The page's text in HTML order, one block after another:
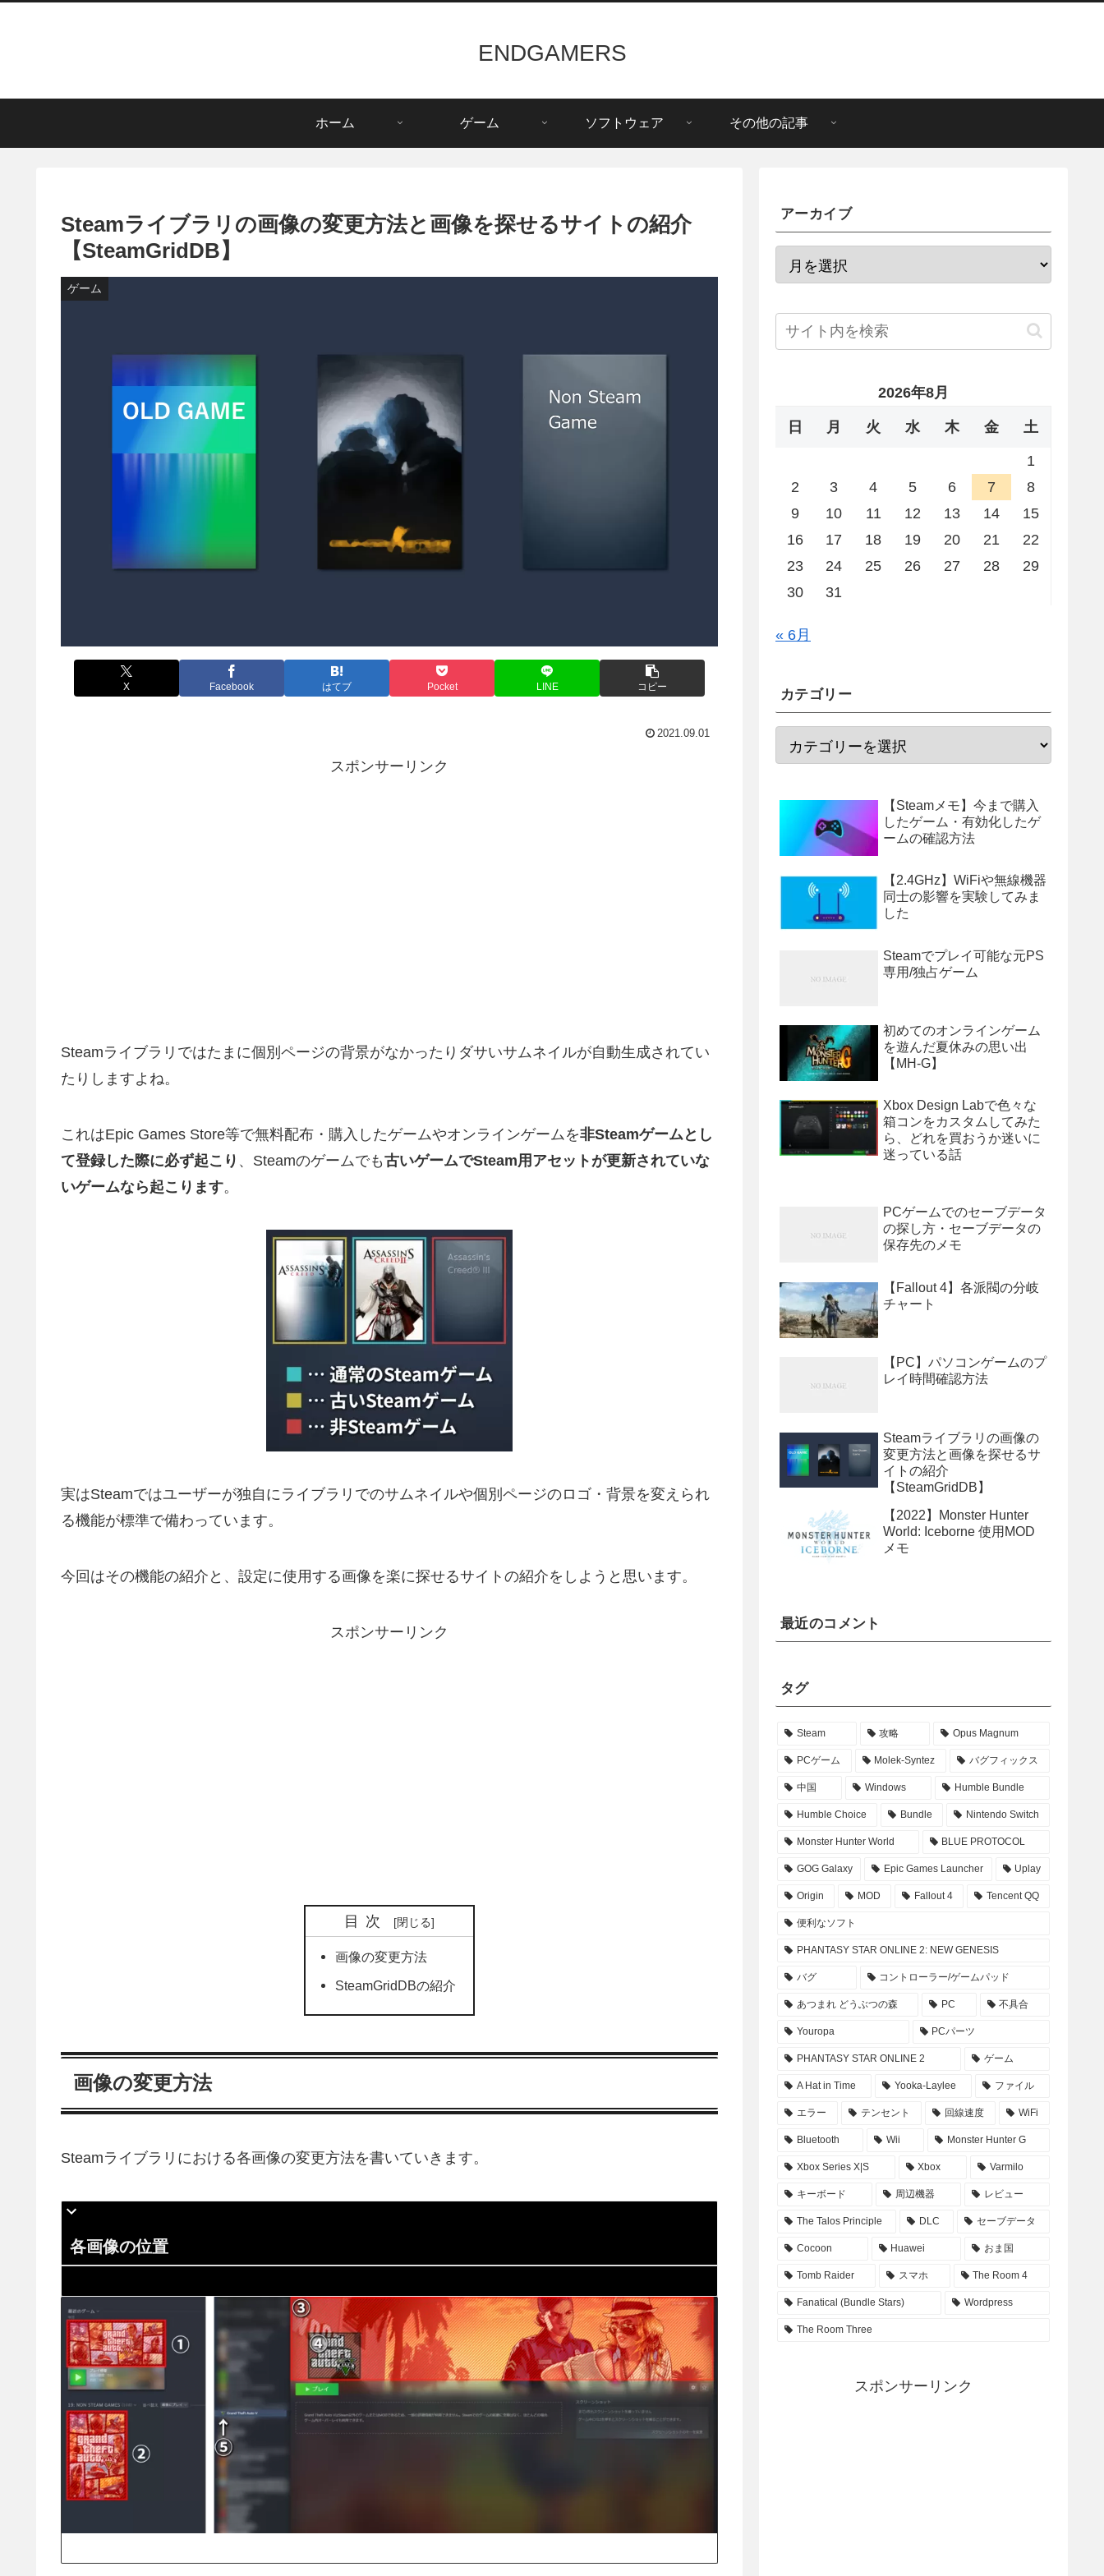
ENDGAMERS
ホーム ゲーム ソフトウェア その他の記事
Steamライブラリの画像の変更方法と画像を探せるサイトの紹介
【SteamGridDB】
ゲーム
X Facebook はてブ Pocket LINE コピー
2021.09.01
スポンサーリンク
Steamライブラリではたまに個別ページの背景がなかったりダサいサムネイルが自動生成されてい
たりしますよね。
これはEpic Games Store等で無料配布・購入したゲームやオンラインゲームを非Steamゲームとし
て登録した際に必ず起こり 、Steamのゲームでも古いゲームでSteam用アセットが更新されていな
いゲームなら起こります。
実はSteamではユーザーが独自にライブラリでのサムネイルや個別ページのロゴ・背景を変えられ
る機能が標準で備わっています。
今回はその機能の紹介と、設定に使用する画像を楽に探せるサイトの紹介をしようと思います。
スポンサーリンク
目次
画像の変更方法
SteamGridDBの紹介
画像の変更方法
Steamライブラリにおける各画像の変更方法を書いていきます。
各画像の位置
アーカイブ
2026年8月
日 月 火 水 木 金 土
1
2
3 4 5 6 7
8
9
10 11 12 13 14
15
16
17 18 19 20 21
22
23
24 25 26 27 28
29
30
31
« 6月
カテゴリー
【Steamメモ】今まで購入
したゲーム・有効化したゲ
ームの確認方法
【2.4GHz】WiFiや無線機器
同士の影響を実験してみま
した
Steamでプレイ可能な元PS
専用/独占ゲーム
初めてのオンラインゲーム
を遊んだ夏休みの思い出
【MH-G】
Xbox Design Labで色々な
箱コンをカスタムしてみた
ら、どれを買おうか迷いに
迷っている話
PCゲームでのセーブデータ
の探し方・セーブデータの
保存先のメモ
【Fallout 4】各派閥の分岐
チャート
【PC】パソコンゲームのプ
レイ時間確認方法
Steamライブラリの画像の
変更方法と画像を探せるサ
イトの紹介
【SteamGridDB】
【2022】Monster Hunter
World: Iceborne 使用MOD
メモ
最近のコメント
タグ
Steam 攻略 Opus Magnum
PCゲーム Molek-Syntez バグフィックス
中国 Windows Humble Bundle
Humble Choice Bundle Nintendo Switch
Monster Hunter World BLUE PROTOCOL
GOG Galaxy Epic Games Launcher Uplay
Origin MOD Fallout 4 Tencent QQ
便利なソフト
PHANTASY STAR ONLINE 2: NEW GENESIS
バグ コントローラー/ゲームパッド
あつまれ どうぶつの森 PC 不具合
Youropa PCパーツ
PHANTASY STAR ONLINE 2 ゲーム
A Hat in Time Yooka-Laylee ファイル
エラー テンセント 回線速度 WiFi
Bluetooth Wii Monster Hunter G
Xbox Series X|S Xbox Varmilo
キーボード 周辺機器 レビュー
The Talos Principle DLC セーブデータ
Cocoon Huawei おま国
Tomb Raider スマホ The Room 4
Fanatical (Bundle Stars) Wordpress
The Room Three
スポンサーリンク